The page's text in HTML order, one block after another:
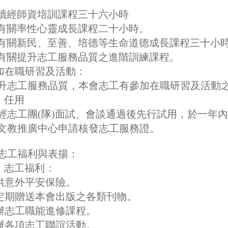
經師資培訓課程三十六小時
率性心靈成長課程二十小時。
關新民、至善、培德等生命道德成長課程三十小
關提升志工服務品質之進階訓練課程。
在職研習及活動：
志工服務品質，本會志工有參加在職研習及活動
任用
志工團(隊)面試、會談通過後先行試用，於一年
教推廣中心申請核發志工服務證。
工福利與表揚：
工福利：
意外平安保險。
期贈送本會出版之各類刊物。
志工職能進修課程。
各項志工聯誼活動。